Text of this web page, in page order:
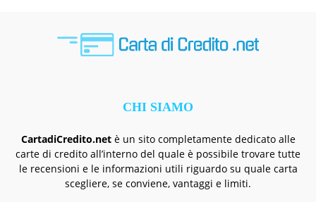
CHI SIAMO
CartadiCredito.netè un sito completamente dedicato alle
carte di credito all’interno del quale è possibile trovare tutte
le recensioni e le informazioni utili riguardo su quale carta
scegliere, se conviene, vantaggi e limiti.